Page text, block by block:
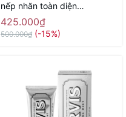
nếp nhăn toàn diện
Meishoku Medi Shot Wrinkle
& White all in one 50g -
425.000₫
500.000₫ (-15%)